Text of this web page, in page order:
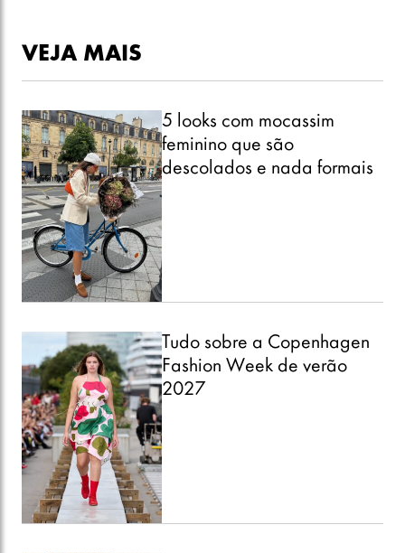
VEJA MAIS
5 looks com mocassim
feminino que são
descolados e nada formais
Tudo sobre a Copenhagen
Fashion Week de verão
2027